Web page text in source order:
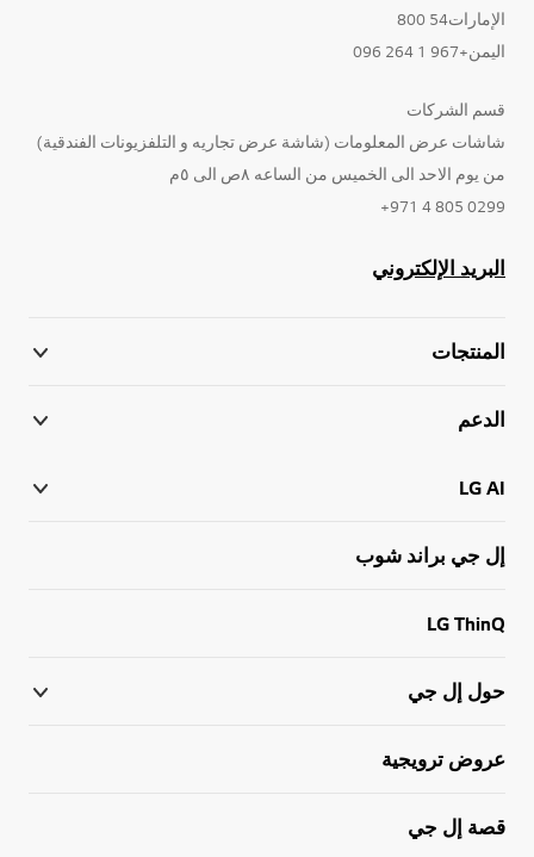
الإمارات54 800
اليمن+967 1 264 096
قسم الشركات
شاشات عرض المعلومات (شاشة عرض تجاريه و التلفزيونات الفندقية)
من يوم الاحد الى الخميس من الساعه ٨ص الى ٥م
0299 805 4 971+
البريد الإلكتروني
المنتجات
الدعم
LG AI
إل جي براند شوب
LG ThinQ
حول إل جي
عروض ترويجية
قصة إل جي